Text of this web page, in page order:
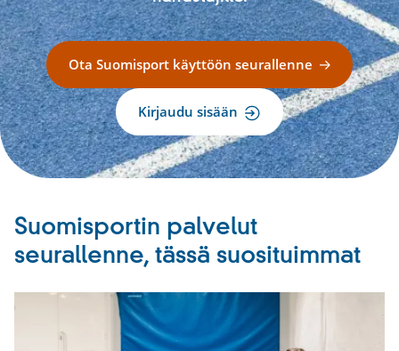
Ota Suomisport käyttöön seurallenne
Kirjaudu sisään
Suomisportin palvelut
seurallenne, tässä suosituimmat